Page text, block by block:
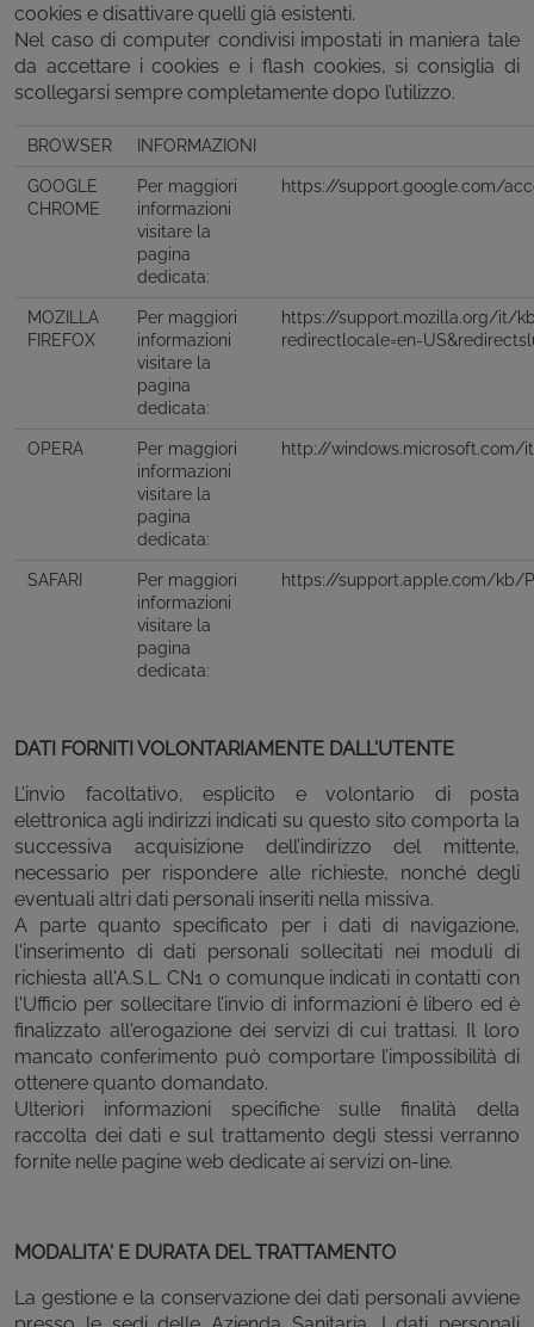
cookies e disattivare quelli già esistenti.
Nel caso di computer condivisi impostati in maniera tale
da accettare i cookies e i flash cookies, si consiglia di
scollegarsi sempre completamente dopo l’utilizzo.
BROWSER INFORMAZIONI
GOOGLE
CHROME
Per maggiori
informazioni
visitare la
pagina
dedicata:
https://support.google.com/
MOZILLA
FIREFOX
Per maggiori
informazioni
visitare la
pagina
dedicata:
https://support.mozilla.org/it/
redirectlocale=en-
OPERA
Per maggiori
informazioni
visitare la
pagina
dedicata:
http://
SAFARI
Per maggiori
informazioni
visitare la
pagina
dedicata:
https://support.apple.com/kb/
DATI FORNITI VOLONTARIAMENTE DALL'UTENTE
L’invio facoltativo, esplicito e volontario di posta
elettronica agli indirizzi indicati su questo sito comporta la
successiva acquisizione dell’indirizzo del mittente,
necessario per rispondere alle richieste, nonché degli
eventuali altri dati personali inseriti nella missiva.
A parte quanto specificato per i dati di navigazione,
l'inserimento di dati personali sollecitati nei moduli di
richiesta all'A.S.L. CN1 o comunque indicati in contatti con
l'Ufficio per sollecitare l’invio di informazioni è libero ed è
finalizzato all'erogazione dei servizi di cui trattasi. Il loro
mancato conferimento può comportare l’impossibilità di
ottenere quanto domandato.
Ulteriori informazioni specifiche sulle finalità della
raccolta dei dati e sul trattamento degli stessi verranno
fornite nelle pagine web dedicate ai servizi on-line.
MODALITA' E DURATA DEL TRATTAMENTO
La gestione e la conservazione dei dati personali avviene